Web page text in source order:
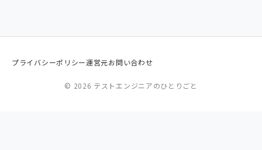
プライバシーポリシー運営元お問い合わせ
© 2026 テストエンジニアのひとりごと